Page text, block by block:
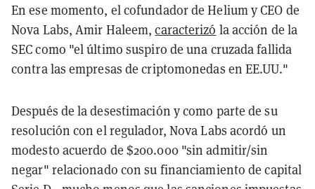
En ese momento, el cofundador de Helium y CEO de
Nova Labs, Amir Haleem,caracterizó la acción de la
SEC como "el último suspiro de una cruzada fallida
contra las empresas de criptomonedas en EE.UU."
Después de la desestimación y como parte de su
resolución con el regulador, Nova Labs acordó un
modesto acuerdo de $200.000 "sin admitir/sin
negar" relacionado con su financiamiento de capital